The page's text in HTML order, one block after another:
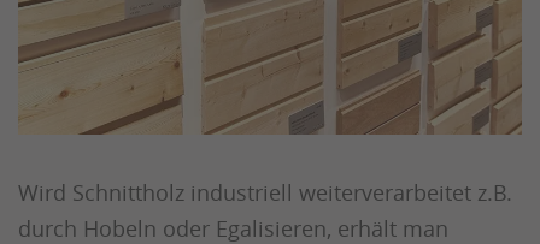
Wird Schnittholz industriell weiterverarbeitet z.B.
durch Hobeln oder Egalisieren, erhält man